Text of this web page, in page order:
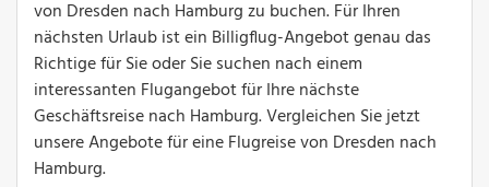
von Dresden nach Hamburg zu buchen. Für Ihren
nächsten Urlaub ist ein Billigflug-Angebot genau das
Richtige für Sie oder Sie suchen nach einem
interessanten Flugangebot für Ihre nächste
Geschäftsreise nach Hamburg. Vergleichen Sie jetzt
unsere Angebote für eine Flugreise von Dresden nach
Hamburg.